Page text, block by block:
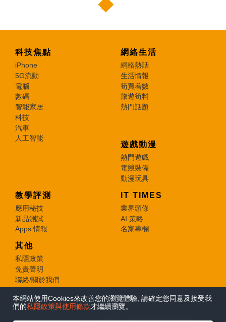
本網站使用Cookies來改善您的瀏覽體驗, 請確定您同意及接受我
們的私隱政策與使用條款才繼續瀏覽。
科技焦點
iPhone
5G流動
電腦
數碼
智能家居
科技
汽車
人工智能
網絡生活
網絡熱話
生活情報
筍買着數
旅遊筍料
熱門話題
遊戲動漫
熱門遊戲
電競裝備
動漫玩具
教學評測
應用秘技
新品測試
Apps 情報
IT TIMES
業界頭條
AI 策略
名家專欄
其他
私隱政策
免責聲明
聯絡/關於我們
© 2026 e-zone. All Rights Reserved.